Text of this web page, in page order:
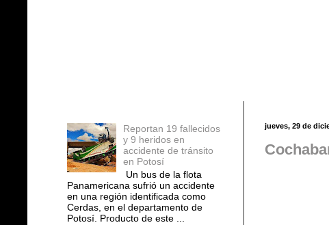
jueves, 29 de
Reportan 19 fallecidos
y 9 heridos en
accidente de tránsito
en Potosí
Un bus de la flota
Panamericana sufrió un accidente
en una región identificada como
Cerdas, en el departamento de
Potosí. Producto de este ...